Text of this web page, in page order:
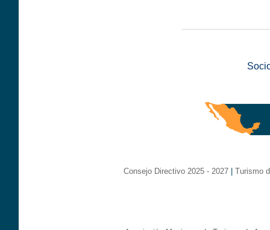
Consejo Directivo 2025 - 2027| Turismo